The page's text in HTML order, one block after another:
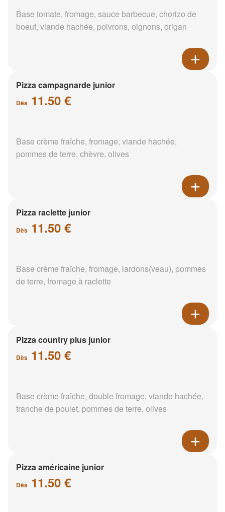
Base tomate, fromage, sauce barbecue, chorizo de
boeuf, viande hachée, poivrons, oignons, origan
Pizza campagnarde junior
Dès 11.50 €
Base crème fraîche, fromage, viande hachée,
pommes de terre, chèvre, olives
Pizza raclette junior
Dès 11.50 €
Base crème fraîche, fromage, lardons(veau), pommes
de terre, fromage à raclette
Pizza country plus junior
Dès 11.50 €
Base crème fraîche, double fromage, viande hachée,
tranche de poulet, pommes de terre, olives
Pizza américaine junior
Dès 11.50 €